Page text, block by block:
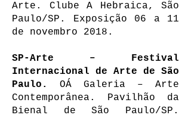
Arte. Clube A Hebraica, São
Paulo/SP. Exposição 06 a 11
de novembro 2018.
SP-Arte – Festival
Internacional de Arte de São
Paulo.
OÁ Galeria – Arte
Contemporânea. Pavilhão da
Bienal de São Paulo/SP.